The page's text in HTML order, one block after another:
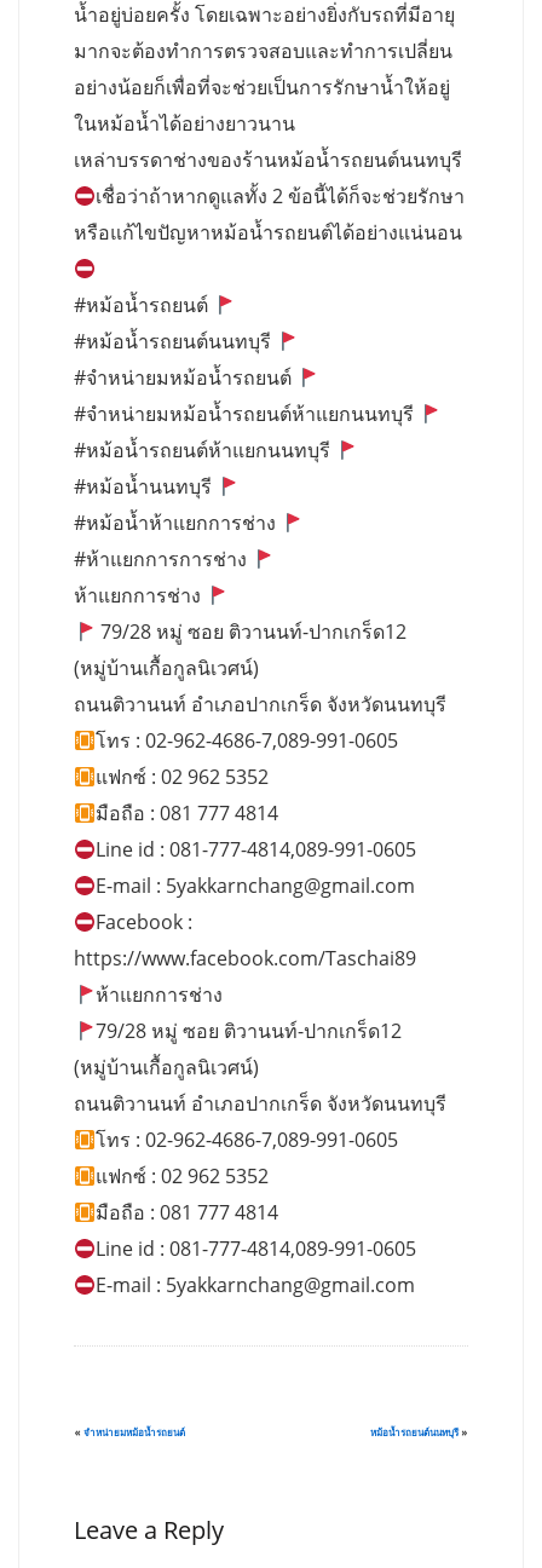
น้ำอยู่บ่อยครั้ง โดยเฉพาะอย่างยิ่งกับรถที่มีอายุ
มากจะต้องทำการตรวจสอบและทำการเปลี่ยน
อย่างน้อยก็เพื่อที่จะช่วยเป็นการรักษาน้ำให้อยู่
ในหม้อน้ำได้อย่างยาวนาน
เหล่าบรรดาช่างของร้านหม้อน้ำรถยนต์นนทบุรี
เชื่อว่าถ้าหากดูแลทั้ง 2 ข้อนี้ได้ก็จะช่วยรักษา
หรือแก้ไขปัญหาหม้อน้ำรถยนต์ได้อย่างแน่นอน
#หม้อน้ำรถยนต์
#หม้อน้ำรถยนต์นนทบุรี
#จำหน่ายมหม้อน้ำรถยนต์
#จำหน่ายมหม้อน้ำรถยนต์ห้าแยกนนทบุรี
#หม้อน้ำรถยนต์ห้าแยกนนทบุรี
#หม้อน้ำนนทบุรี
#หม้อน้ำห้าแยกการช่าง
#ห้าแยกการการช่าง
ห้าแยกการช่าง
79/28 หมู่ ซอย ติวานนท์-ปากเกร็ด12
(หมู่บ้านเกื้อกูลนิเวศน์)
ถนนติวานนท์ อำเภอปากเกร็ด จังหวัดนนทบุรี
โทร : 02-962-4686-7,089-991-0605
แฟกซ์ : 02 962 5352
มือถือ : 081 777 4814
Line id : 081-777-4814,089-991-0605
E-mail : 5yakkarnchang@gmail.com
Facebook :
https://www.facebook.com/Taschai89
ห้าแยกการช่าง
79/28 หมู่ ซอย ติวานนท์-ปากเกร็ด12
(หมู่บ้านเกื้อกูลนิเวศน์)
ถนนติวานนท์ อำเภอปากเกร็ด จังหวัดนนทบุรี
โทร : 02-962-4686-7,089-991-0605
แฟกซ์ : 02 962 5352
มือถือ : 081 777 4814
Line id : 081-777-4814,089-991-0605
E-mail : 5yakkarnchang@gmail.com
« จำหน่ายมหม้อน้ำรถยนต์ หม้อน้ำรถยนต์นนทบุรี»
Leave a Reply